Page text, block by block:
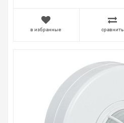
в избранные сравнить